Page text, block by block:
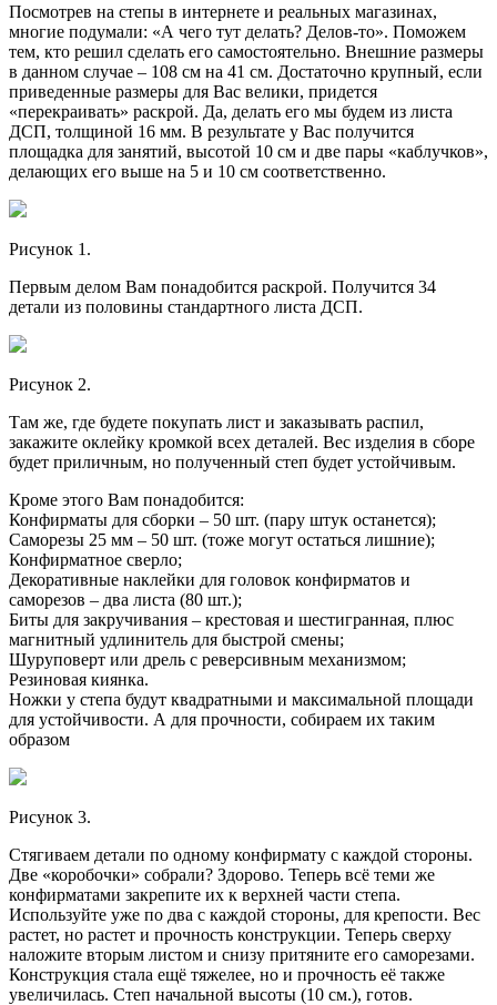
Посмотрев на степы в интернете и реальных магазинах,
многие подумали: «А чего тут делать? Делов-то». Поможем
тем, кто решил сделать его самостоятельно. Внешние размеры
в данном случае – 108 см на 41 см. Достаточно крупный, если
приведенные размеры для Вас велики, придется
«перекраивать» раскрой. Да, делать его мы будем из листа
ДСП, толщиной 16 мм. В результате у Вас получится
площадка для занятий, высотой 10 см и две пары «каблучков»,
делающих его выше на 5 и 10 см соответственно.
Рисунок 1.
Первым делом Вам понадобится раскрой. Получится 34
детали из половины стандартного листа ДСП.
Рисунок 2.
Там же, где будете покупать лист и заказывать распил,
закажите оклейку кромкой всех деталей. Вес изделия в сборе
будет приличным, но полученный степ будет устойчивым.
Кроме этого Вам понадобится:
Конфирматы для сборки – 50 шт. (пару штук останется);
Саморезы 25 мм – 50 шт. (тоже могут остаться лишние);
Конфирматное сверло;
Декоративные наклейки для головок конфирматов и
саморезов – два листа (80 шт.);
Биты для закручивания – крестовая и шестигранная, плюс
магнитный удлинитель для быстрой смены;
Шуруповерт или дрель с реверсивным механизмом;
Резиновая киянка.
Ножки у степа будут квадратными и максимальной площади
для устойчивости. А для прочности, собираем их таким
образом
Рисунок 3.
Стягиваем детали по одному конфирмату с каждой стороны.
Две «коробочки» собрали? Здорово. Теперь всё теми же
конфирматами закрепите их к верхней части степа.
Используйте уже по два с каждой стороны, для крепости. Вес
растет, но растет и прочность конструкции. Теперь сверху
наложите вторым листом и снизу притяните его саморезами.
Конструкция стала ещё тяжелее, но и прочность её также
увеличилась. Степ начальной высоты (10 см.), готов.